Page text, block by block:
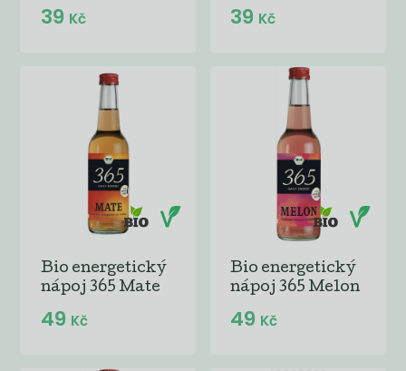
39 Kč 39 Kč
Bio energetický
nápoj 365 Mate
49 Kč
Bio energetický
nápoj 365 Melon
49 Kč